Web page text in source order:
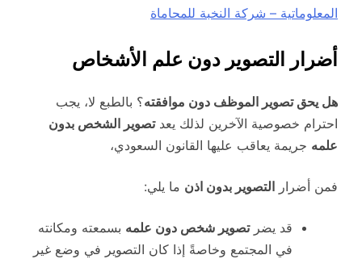
المعلوماتية – شركة النخبة للمحاماة
أضرار التصوير دون علم الأشخاص
هل يحق تصوير الموظف دون موافقته؟ بالطبع لا، يجب
احترام خصوصية الآخرين لذلك يعدتصوير الشخص بدون
علمه جريمة يعاقب عليها القانون السعودي،
فمن أضرار التصوير بدون اذن ما يلي:
قد يضرتصوير شخص دون علمه بسمعته ومكانته
في المجتمع وخاصةً إذا كان التصوير في وضع غير